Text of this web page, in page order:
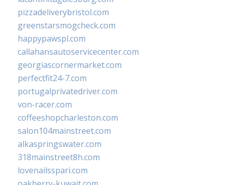
pizzadeliverybristol.com
greenstarsmogcheck.com
happypawspl.com
callahansautoservicecenter.com
georgiascornermarket.com
perfectfit24-7.com
portugalprivatedriver.com
von-racer.com
coffeeshopcharleston.com
salon104mainstreet.com
alkaspringswater.com
318mainstreet8h.com
lovenailsspari.com